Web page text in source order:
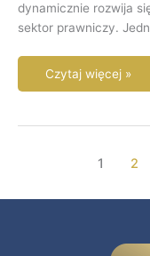
dynamicznie rozwija
sektor prawniczy.
Czytaj więcej »
1 2